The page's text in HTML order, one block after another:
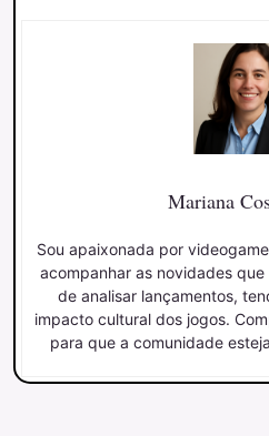
Mariana
Sou apaixonada por
acompanhar as novidades
de analisar lançamentos,
impacto cultural dos jogos.
para que a comunidade